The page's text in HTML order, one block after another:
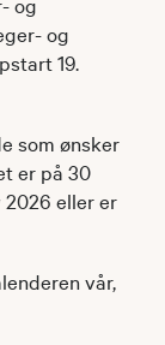
og
19.
som ønsker
er på 30
2026 eller er
vår,